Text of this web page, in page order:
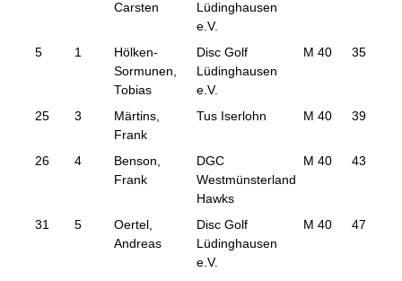
Carsten
Lüdinghausen
e.V.
5 1
Hölken-
Sormunen,
Tobias
Disc Golf
Lüdinghausen
e.V.
M 40 35
25 3
Märtins,
Frank
Tus Iserlohn M 40 39
26 4
Benson,
Frank
DGC
Westmünsterland
Hawks
M 40 43
31 5
Oertel,
Andreas
Disc Golf
Lüdinghausen
e.V.
M 40 47